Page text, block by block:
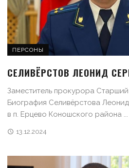
ПЕРСОНЫ
СЕЛИВЁРСТОВ ЛЕОНИД
Заместитель прокурора
Биография Селивёрстова
в п. Ерцево Коношского района ...
13.12.2024